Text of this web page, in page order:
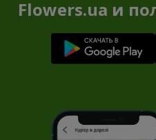
Flowers.ua и